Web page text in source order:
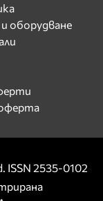
оборудване
ISSN 2535-0102